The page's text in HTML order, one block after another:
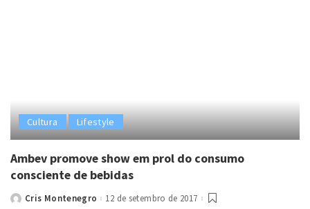
Cultura Lifestyle
Ambev promove show em prol do consumo
consciente de bebidas
PostedCris Montenegro 12 de setembro de 2017